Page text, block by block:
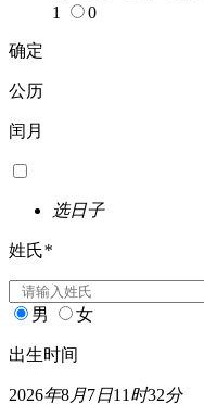
1
0
确定
公历
闰月
选日子
姓氏*
男 女
出生时间
2026年8月7日11 时32分